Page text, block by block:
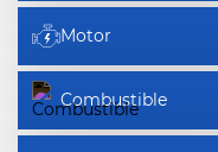
Motor
Combustible